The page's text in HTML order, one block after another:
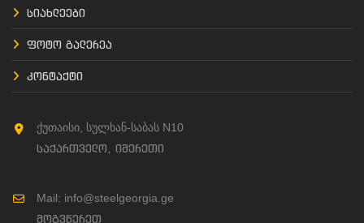
სიახლეები
ფოტო გალერეა
კონტაქტი
ქუთაისი, სულხან-საბას N10
საქართველო, იმერეთი
Mail: info@steelgeorgia.ge
მოგვწერეთ